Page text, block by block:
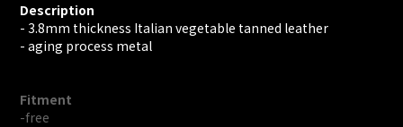
Description
- 3.8mm thickness Italian vegetable tanned leather
- aging process metal
Fitment
-free